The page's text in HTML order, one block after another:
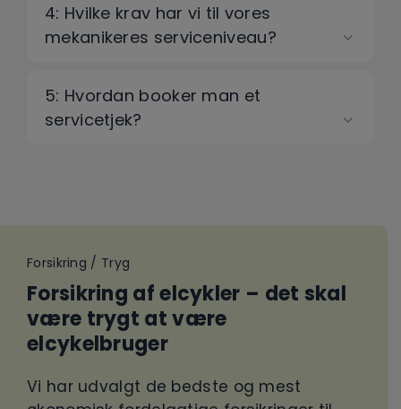
4: Hvilke krav har vi til vores
mekanikeres serviceniveau?
5: Hvordan booker man et
servicetjek?
Forsikring / Tryg
Forsikring af elcykler – det skal
være trygt at være
elcykelbruger
Vi har udvalgt de bedste og mest